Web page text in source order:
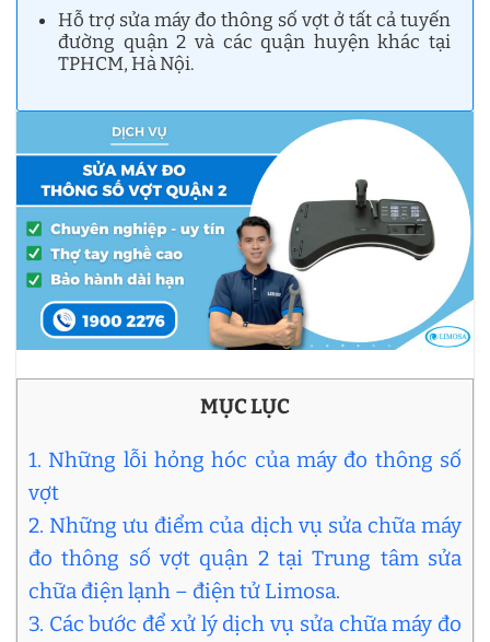
Hỗ trợ sửa máy đo thông số vợt ở tất cả tuyến
đường quận 2 và các quận huyện khác tại
TPHCM, Hà Nội.
MỤC LỤC
1. Những lỗi hỏng hóc của máy đo thông số
vợt
2. Những ưu điểm của dịch vụ sửa chữa máy
đo thông số vợt quận 2 tại Trung tâm sửa
chữa điện lạnh – điện tử Limosa.
3. Các bước để xử lý dịch vụ sửa chữa máy đo